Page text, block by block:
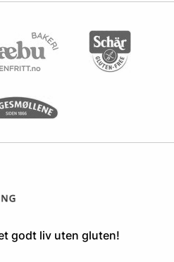
godt liv uten gluten!